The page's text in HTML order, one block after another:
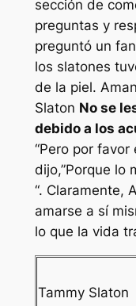
sección de
preguntas y
preguntó un
los slatones
de la piel.
Slaton No se
debido a los
“Pero por favor
dijo,”Porque lo
“. Claramente,
amarse a sí
lo que la vida
Tammy Slaton